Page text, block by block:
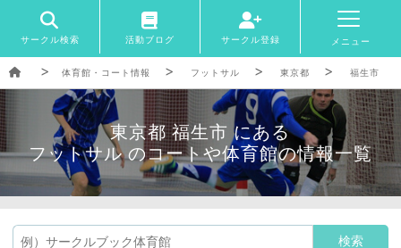
サークル検索 活動ブログ サークル登録 メニュー
体育館・コート情報 フットサル 東京都 福生市
東京都 福生市 にある
フットサル のコートや体育館の情報一覧